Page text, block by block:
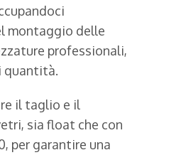
montaggio delle
professionali,
quantità.
il taglio e il
sia float che con
per garantire una